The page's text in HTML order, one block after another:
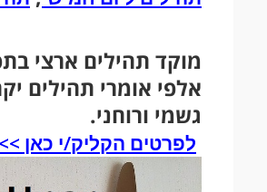
מוקד תהילים ארצי
אלפי אומרי תהילים
גשמי ורוחני.
לפרטים הקליק/י כאן >>